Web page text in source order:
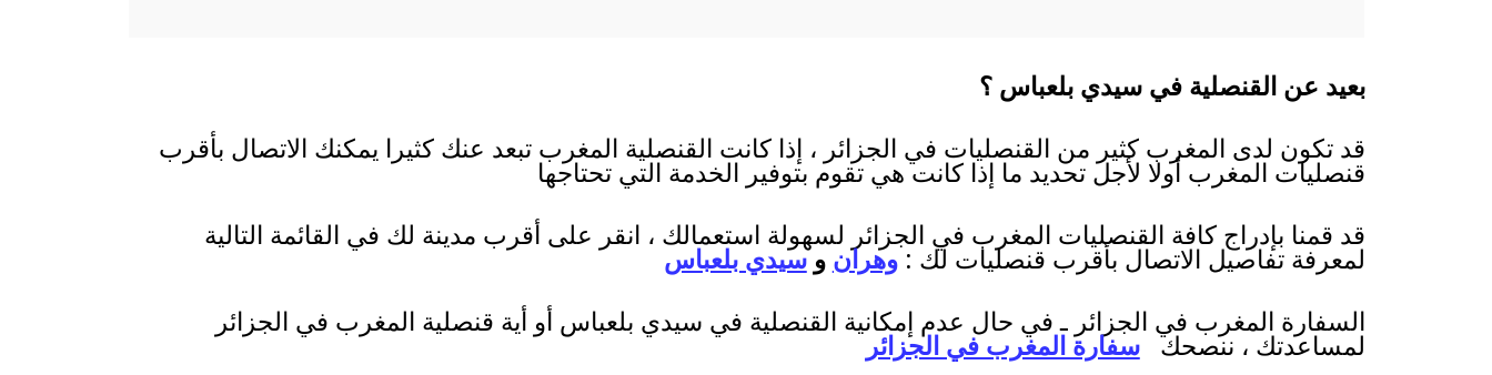
بعيد عن القنصلية في سيدي بلعباس ؟
قد تكون لدى المغرب كثير من القنصليات في الجزائر ، إذا كانت القنصلية المغرب تبعد عنك كثيرا يمكنك الاتصال بأقرب
قنصليات المغرب أولا لأجل تحديد ما إذا كانت هي تقوم بتوفير الخدمة التي تحتاجها
قد قمنا بإدراج كافة القنصليات المغرب في الجزائر لسهولة استعمالك ، انقر على أقرب مدينة لك في القائمة التالية
لمعرفة تفاصيل الاتصال بأقرب قنصليات لك :وهران وسيدي بلعباس
السفارة المغرب في الجزائر ـ في حال عدم إمكانية القنصلية في سيدي بلعباس أو أية قنصلية المغرب في الجزائر
لمساعدتك ، ننصحكسفارة المغرب في الجزائر